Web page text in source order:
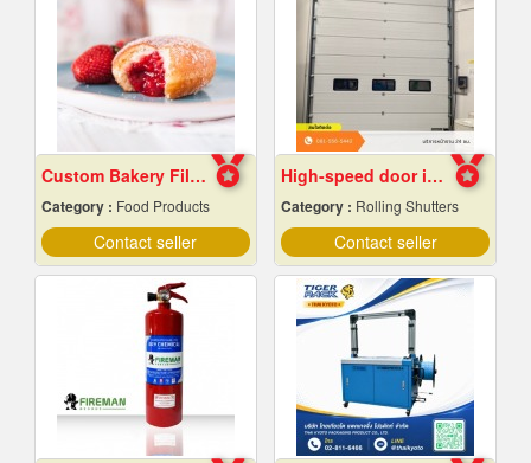
Custom Bakery Fillings
Category : Food Products
Contact seller
High-speed door installation contractor
Category : Rolling Shutters
Contact seller